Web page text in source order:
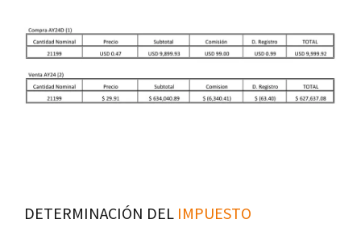
DETERMINACIÓN DEL IMPUESTO